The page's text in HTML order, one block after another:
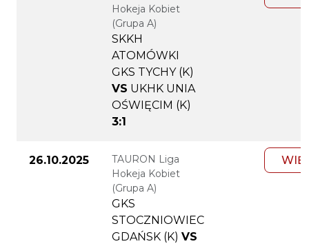
Hokeja Kobiet
(Grupa A)
SKKH
ATOMÓWKI
GKS TYCHY (K)
VS UKHK UNIA
OŚWIĘCIM (K)
3:1
26.10.2025
TAURON Liga
Hokeja Kobiet
(Grupa A)
GKS
STOCZNIOWIEC
GDAŃSK (K) VS